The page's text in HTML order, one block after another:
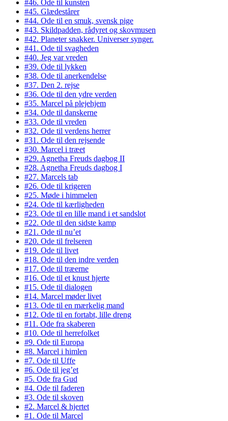
#46. Ode til kunsten
#45. Glædestårer
#44. Ode til en smuk, svensk pige
#43. Skildpadden, rådyret og skovmusen
#42. Planeter snakker. Universer synger.
#41. Ode til svagheden
#40. Jeg var vreden
#39. Ode til lykken
#38. Ode til anerkendelse
#37. Den 2. rejse
#36. Ode til den ydre verden
#35. Marcel på plejehjem
#34. Ode til danskerne
#33. Ode til vreden
#32. Ode til verdens herrer
#31. Ode til den rejsende
#30. Marcel i træet
#29. Agnetha Freuds dagbog II
#28. Agnetha Freuds dagbog I
#27. Marcels tab
#26. Ode til krigeren
#25. Møde i himmelen
#24. Ode til kærligheden
#23. Ode til en lille mand i et sandslot
#22. Ode til den sidste kamp
#21. Ode til nu’et
#20. Ode til frelseren
#19. Ode til livet
#18. Ode til den indre verden
#17. Ode til træerne
#16. Ode til et knust hjerte
#15. Ode til dialogen
#14. Marcel møder livet
#13. Ode til en mærkelig mand
#12. Ode til en fortabt, lille dreng
#11. Ode fra skaberen
#10. Ode til herrefolket
#9. Ode til Europa
#8. Marcel i himlen
#7. Ode til Uffe
#6. Ode til jeg’et
#5. Ode fra Gud
#4. Ode til faderen
#3. Ode til skoven
#2. Marcel & hjertet
#1. Ode til Marcel